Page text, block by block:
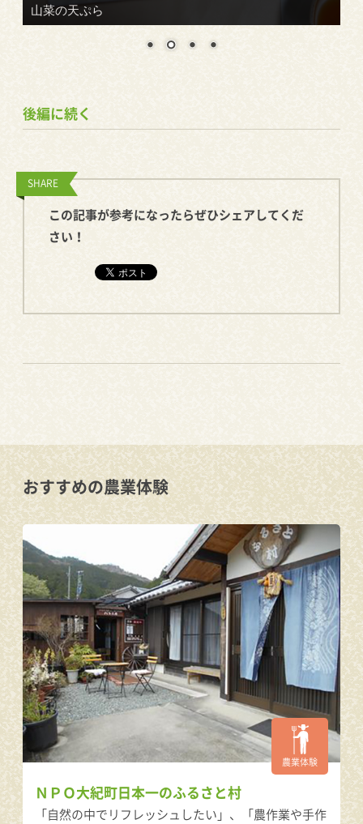
鶏肉の照り焼きサラダ仕立て
後編に続く
この記事が参考になったらぜひシェアしてくだ
さい！
SHARE
おすすめの農業体験
農業体験
ＮＰＯ大紀町日本一のふるさと村
「自然の中でリフレッシュしたい」、「農作業や手作